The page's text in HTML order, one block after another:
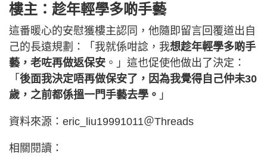
樓主：趁年輕學多啲手藝
這番暖心的安慰獲樓主認同，他隨即留言回覆道出自
己的長遠規劃：「我就係咁諗，我想趁年輕學多啲手
藝，老咗再做返保安 。」這也促使他做出了決定：
「 後面我決定唔再做保安了，因為我覺得自己仲未30
歲，之前都係搵一門手藝去學。 」
資料來源：eric_liu19991011＠Threads
相關閱讀：